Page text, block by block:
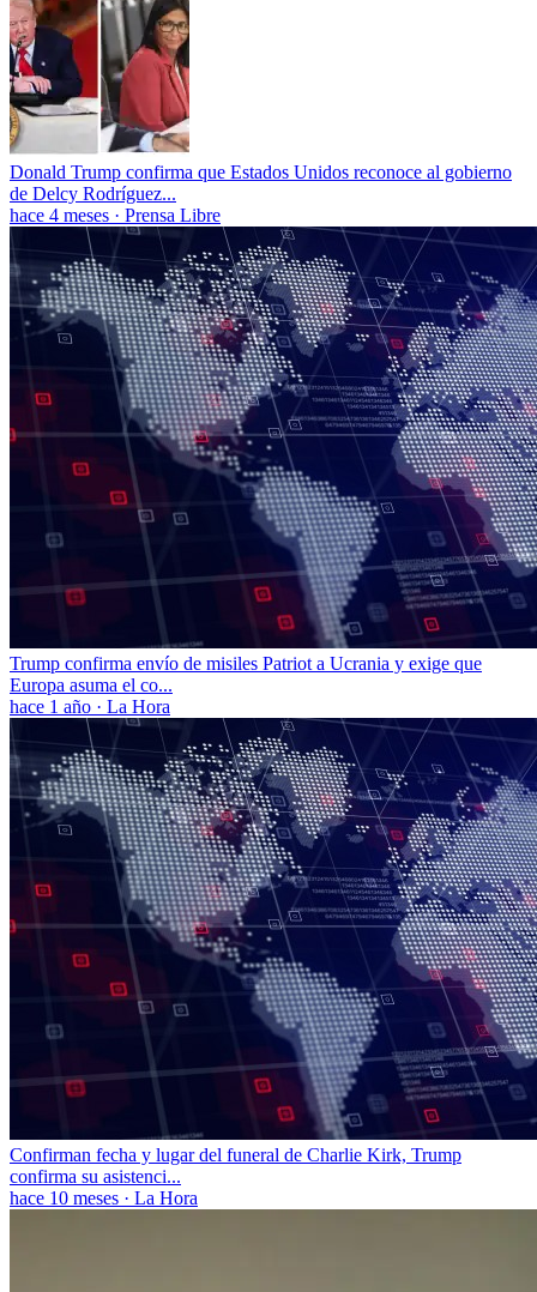
Donald Trump confirma que Estados Unidos reconoce al gobierno
de Delcy Rodríguez...
hace 4 meses · Prensa Libre
Trump confirma envío de misiles Patriot a Ucrania y exige que
Europa asuma el co...
hace 1 año · La Hora
Confirman fecha y lugar del funeral de Charlie Kirk, Trump
confirma su asistenci...
hace 10 meses · La Hora